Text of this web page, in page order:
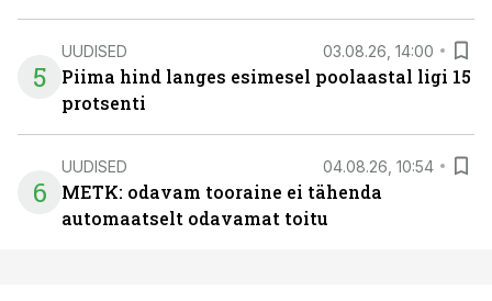
5
UUDISED 03.08.26, 14:00
Piima hind langes esimesel poolaastal ligi 15
protsenti
6
UUDISED 04.08.26, 10:54
METK: odavam tooraine ei tähenda
automaatselt odavamat toitu